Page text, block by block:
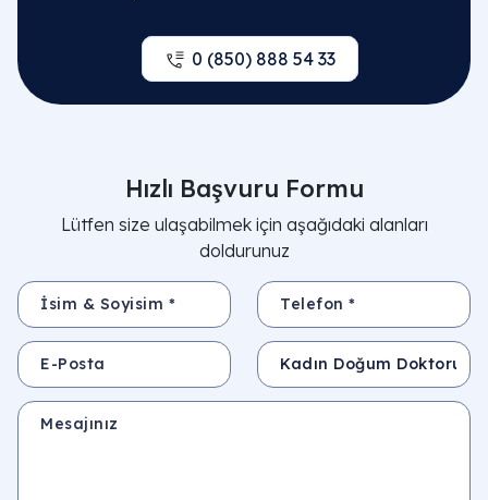
0 (850) 888 54 33
Hızlı Başvuru Formu
Lütfen size ulaşabilmek için aşağıdaki alanları
doldurunuz
İsim & Soyisim * Telefon *
E-Posta Konu
Mesajınız